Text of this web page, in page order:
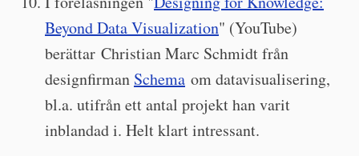
Beyond Data Visualization" (YouTube)
berättar Christian Marc Schmidt från
designfirman Schema om datavisualisering,
bl.a. utifrån ett antal projekt han varit
inblandad i. Helt klart intressant.